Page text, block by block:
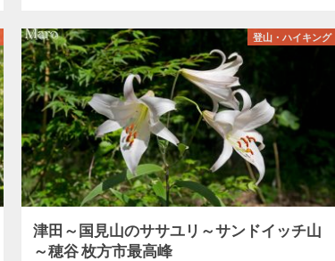
登山・ハイキング
津田～国見山のササユリ～サンドイッチ山
～穂谷 枚方市最高峰